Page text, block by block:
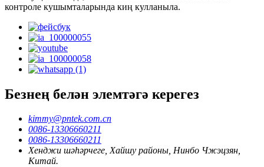
контроле кушымталарында киң кулланыла.
Безнең белән элемтәгә керегез
kimmy@pntek.com.cn
0086-13306660211
0086-13306660211
Хенджи шәһәрчеге, Хайшу районы, Нинбо Чжэцзян,
Китай.